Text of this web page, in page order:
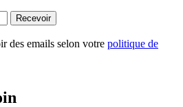
Recevoir
des emails selon votre politique de